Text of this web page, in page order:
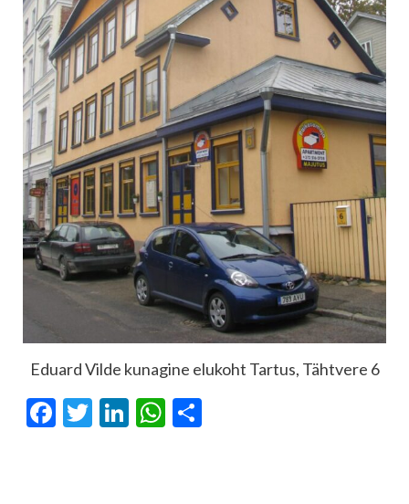
Eduard Vilde kunagine elukoht Tartus, Tähtvere 6
Facebook
Twitter
LinkedIn
WhatsApp